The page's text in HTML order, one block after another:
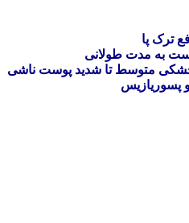
ترک پا
به مدت طولانی
خشکی متوسط تا شدید پوست ناشی
و پسوریازیس